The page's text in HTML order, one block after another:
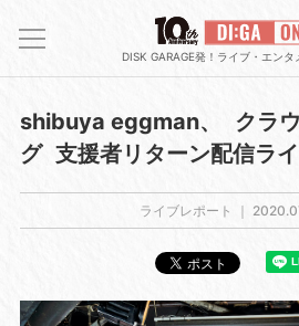
DISK GARAGE発！ライブ・エンタ
shibuya eggman、 クラ
グ 支援者リターン配信ラ
ライブレポート ｜